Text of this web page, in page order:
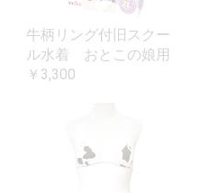
牛柄リング付旧スクー
ル水着 おとこの娘用
￥3,300